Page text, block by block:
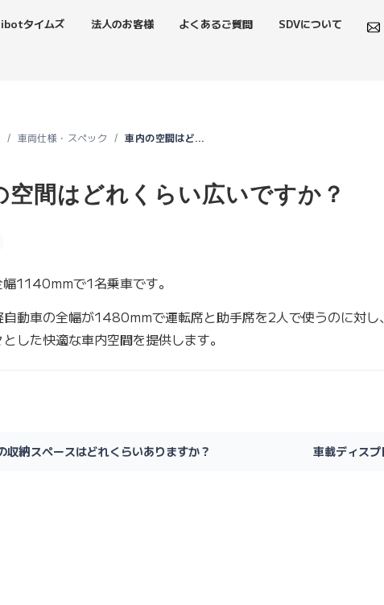
タイムズ 法人のお客様 よくあるご質問 SDVについて
車両仕様・スペック 車内の空間はどれくらい広いですか？
空間はどれくらい広いですか？
1140mmで1名乗車です。
自動車の全幅が1480mmで運転席と助手席を2人で使うのに対
した快適な車内空間を提供します。
収納スペースはどれくらいありますか？ 車載ディス